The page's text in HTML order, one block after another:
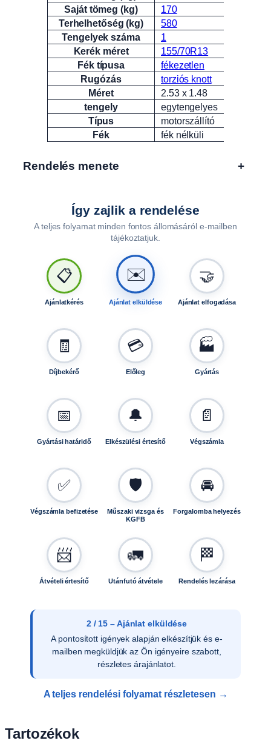
Saját tömeg (kg)
170
Terhelhetőség (kg)
580
Tengelyek száma
1
Kerék méret
155/70R13
Fék típusa
fékezetlen
Rugózás
torziós knott
Méret
2.53 x 1.48
tengely
egytengelyes
Típus
motorszállító
Fék
fék nélküli
Rendelés menete +
Így zajlik a rendelése
A teljes folyamat minden fontos állomásáról e-mailben
tájékoztatjuk.
📋
Ajánlatkérés
✉️
Ajánlat elküldése
🤝
Ajánlat elfogadása
🧾
Díjbekérő
💳
Előleg
🏭
Gyártás
📅
Gyártási határidő
🔔
Elkészülési értesítő
📄
Végszámla
✅
Végszámla befizetése
🛡️
Műszaki vizsga és
KGFB
🚘
Forgalomba helyezés
📨
Átvételi értesítő
🚛
Utánfutó átvétele
🏁
Rendelés lezárása
3 / 15 – Ajánlat elfogadása
Az ajánlat írásos elfogadását követően
ellenőrizzük a vevői adatokat, és rendelését
rögzítjük rendszerünkben.
A teljes rendelési folyamat részletesen →
Tartozékok